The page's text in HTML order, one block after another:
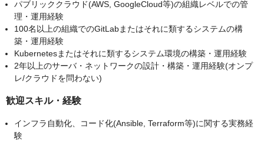
パブリッククラウド(AWS, GoogleCloud等)の組織レベルでの管
理・運用経験
100名以上の組織でのGitLabまたはそれに類するシステムの構
築・運用経験
Kubernetesまたはそれに類するシステム環境の構築・運用経験
2年以上のサーバ・ネットワークの設計・構築・運用経験(オンプ
レ/クラウドを問わない)
歓迎スキル・経験
インフラ自動化、コード化(Ansible, Terraform等)に関する実務経
験